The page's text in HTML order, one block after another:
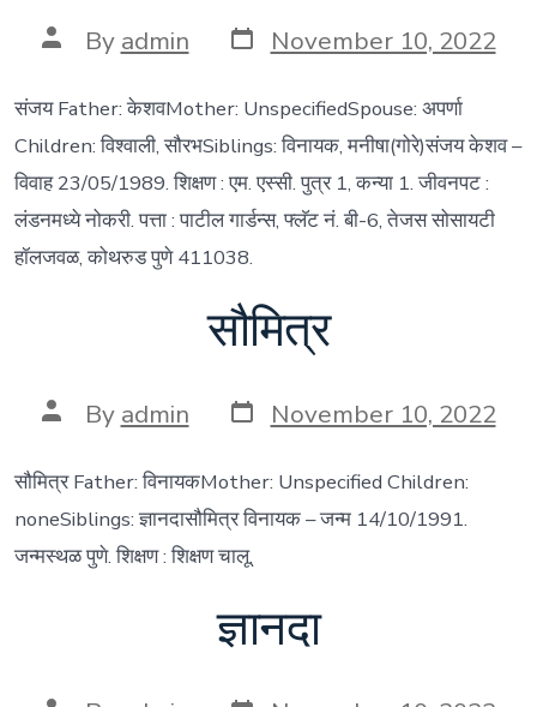
Post
author
By admin Post
date
November 10, 2022
संजय Father: केशवMother: UnspecifiedSpouse: अपर्णा
Children: विश्वाली, सौरभSiblings: विनायक, मनीषा(गोरे)संजय केशव –
विवाह 23/05/1989. शिक्षण : एम. एस्सी. पुत्र 1, कन्या 1. जीवनपट :
लंडनमध्ये नोकरी. पत्ता : पाटील गार्डन्स, फ्लॅट नं. बी-6, तेजस सोसायटी
हॉलजवळ, कोथरुड पुणे 411038.
सौमित्र
Post
author
By admin Post
date
November 10, 2022
सौमित्र Father: विनायकMother: Unspecified Children:
noneSiblings: ज्ञानदासौमित्र विनायक – जन्म 14/10/1991.
जन्मस्थळ पुणे. शिक्षण : शिक्षण चालू.
ज्ञानदा